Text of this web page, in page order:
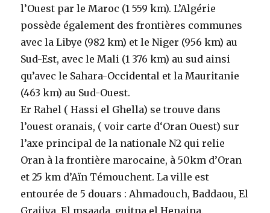
l’Ouest par le Maroc (1 559 km). L’Algérie
possède également des frontières communes
avec la Libye (982 km) et le Niger (956 km) au
Sud-Est, avec le Mali (1 376 km) au sud ainsi
qu’avec le Sahara-Occidental et la Mauritanie
(463 km) au Sud-Ouest.
Er Rahel ( Hassi el Ghella) se trouve dans
l’ouest oranais, ( voir carte d‘Oran Ouest) sur
l’axe principal de la nationale N2 qui relie
Oran à la frontière marocaine, à 50km d’Oran
et 25 km d’Aïn Témouchent. La ville est
entourée de 5 douars : Ahmadouch, Baddaou, El